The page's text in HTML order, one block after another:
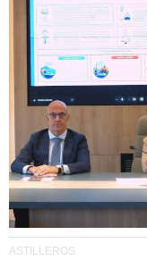
ASTILLEROS